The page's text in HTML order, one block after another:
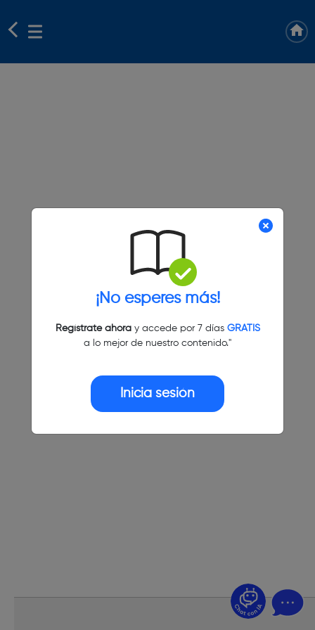
¡No esperes más!
Regístrate ahoray accede por 7 días GRATIS
a lo mejor de nuestro contenido."
Inicia sesión